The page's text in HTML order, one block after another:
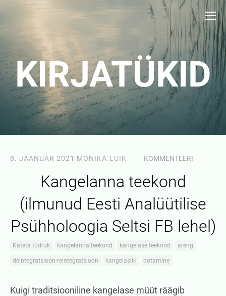
KIRJATÜKID
8. JAANUAR 2021 MONIKA.LUIK KOMMENTEERI
Kangelanna teekond
(ilmunud Eesti Analüütilise
Psühholoogia Seltsi FB lehel)
Käteta tüdruk kangelanna teekond kangelase teekond areng
deintegratsioon-reintegratsioon kangelaslik ootamine
Kuigi traditsiooniline kangelase müüt räägib